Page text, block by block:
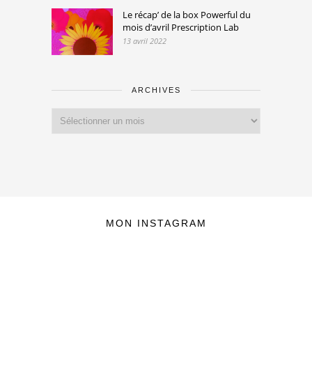
Le récap’ de la box Powerful du
mois d’avril Prescription Lab
13 avril 2022
ARCHIVES
MON INSTAGRAM